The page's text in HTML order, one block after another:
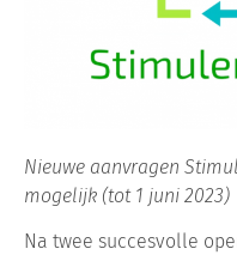
Nieuwe aanvragen
mogelijk (tot 1 juni 2023)
Na twee succesvolle